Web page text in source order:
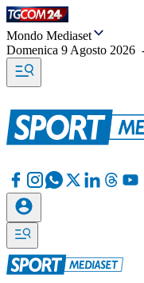
Mondo Mediaset
Domenica 9 Agosto 2026